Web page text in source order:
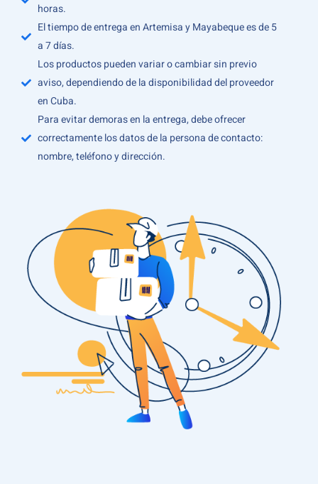
horas.
El tiempo de entrega en Artemisa y Mayabeque es de 5
a 7 días.
Los productos pueden variar o cambiar sin previo
aviso, dependiendo de la disponibilidad del proveedor
en Cuba.
Para evitar demoras en la entrega, debe ofrecer
correctamente los datos de la persona de contacto:
nombre, teléfono y dirección.